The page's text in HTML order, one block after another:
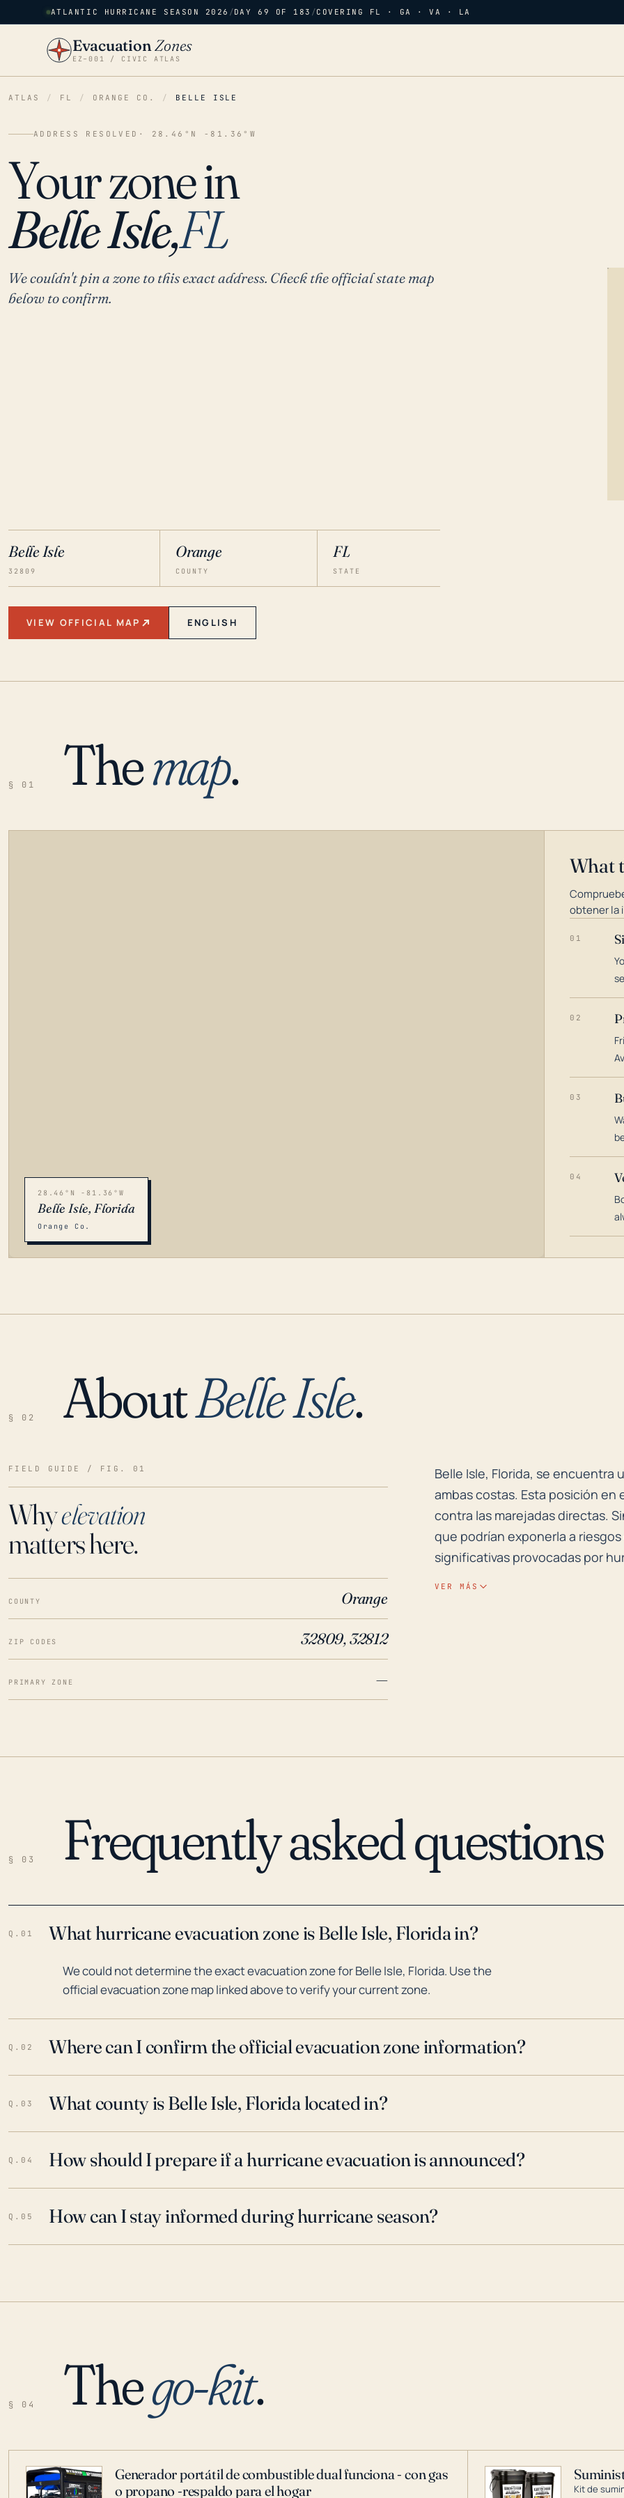
ATLANTIC HURRICANE SEASON 2026 /DAY 69 OF 183 /COVERING FL · GA · VA · LA
EvacuationZones
EZ–001 / CIVIC ATLAS
ATLAS / FL / ORANGE CO. / BELLE ISLE
ADDRESS RESOLVED · 28.46°N -81.36°W
Your zone in
Belle Isle,FL
We couldn't pin a zone to this exact address. Check the official state map
below to confirm.
Belle Isle
32809
Orange
COUNTY
FL
STATE
VIEW OFFICIAL MAP ENGLISH
§ 01 Themap.
LOADING…
28.46°N -81.36°W
Belle Isle, Florida
Orange Co.
What
obtener la
01
02
03
04
§ 02 AboutBelle Isle.
FIELD GUIDE / FIG. 01
Whyelevation
matters here.
COUNTY Orange
ZIP CODES 32809, 32812
PRIMARY ZONE —
Belle Isle, Florida, se
Belle Isle, Florida, se encuentra
ambas costas. Esta posición
contra las marejadas directas.
que podrían exponerla a
significativas provocadas por
elevación baja, lo cual podría
la actividad de los huracanes,
VER MÁS
§ 03 Frequently asked questions
Q.01 What hurricane evacuation zone is Belle Isle, Florida in?
We could not determine the exact evacuation zone for Belle Isle, Florida. Use the
official evacuation zone map linked above to verify your current zone.
Q.02 Where can I confirm the official evacuation zone information?
Q.03 What county is Belle Isle, Florida located in?
Q.04 How should I prepare if a hurricane evacuation is announced?
Q.05 How can I stay informed during hurricane season?
§ 04 Thego-kit.
Generador portátil de combustible dual funciona - con gas
o propano -respaldo para el hogar
Kit de